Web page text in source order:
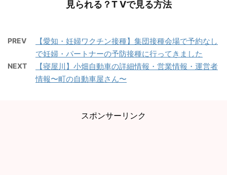
見られる？T Vで見る方法
PREV
【愛知・妊婦ワクチン接種】集団接種会場で予約なし
で妊婦・パートナーの予防接種に行ってきました
NEXT
【寝屋川】小畑自動車の詳細情報・営業情報・運営者
情報〜町の自動車屋さん〜
スポンサーリンク